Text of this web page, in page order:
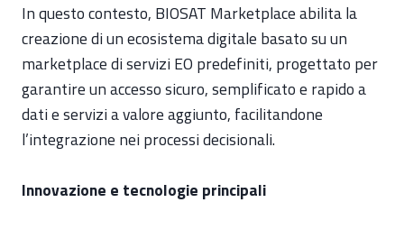
In questo contesto, BIOSAT Marketplace abilita la
creazione di un ecosistema digitale basato su un
marketplace di servizi EO predefiniti, progettato per
garantire un accesso sicuro, semplificato e rapido a
dati e servizi a valore aggiunto, facilitandone
l’integrazione nei processi decisionali.
Innovazione e tecnologie principali